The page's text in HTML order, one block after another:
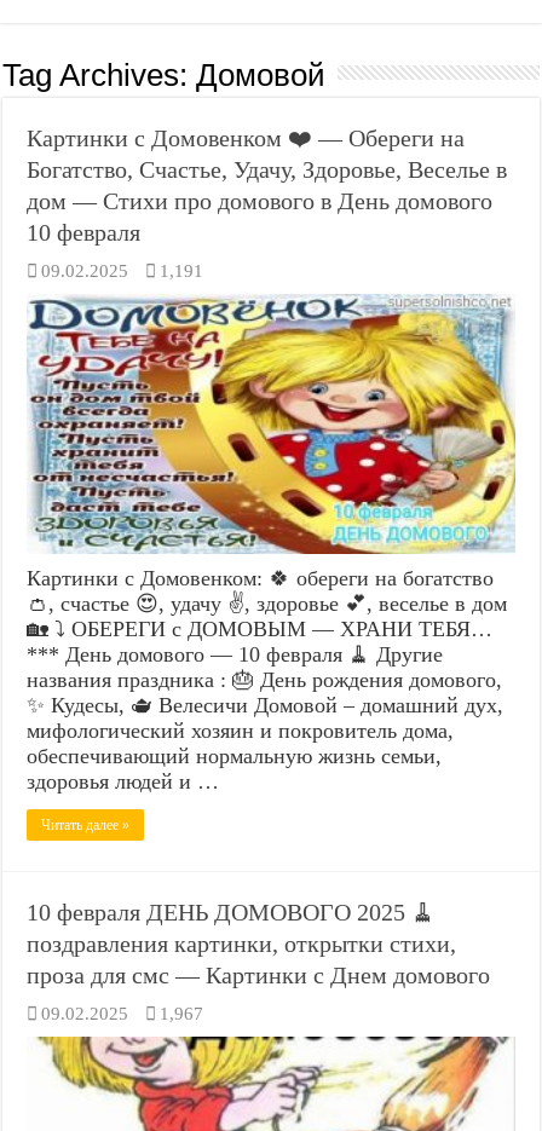
Tag Archives:Домовой
Картинки с Домовенком ❤️ — Обереги на
Богатство, Счастье, Удачу, Здоровье, Веселье в
дом — Стихи про домового в День домового
10 февраля
09.02.2025 1,191
Картинки с Домовенком: 🍀 обереги на богатство
👛, счастье 😍, удачу ✌️, здоровье 💕, веселье в дом
🏡 ⤵️ ОБЕРЕГИ с ДОМОВЫМ — ХРАНИ ТЕБЯ…
*** День домового — 10 февраля 🧹 Другие
названия праздника : 🎂 День рождения домового,
✨ Кудесы, 🫖 Велесичи Домовой – домашний дух,
мифологический хозяин и покровитель дома,
обеспечивающий нормальную жизнь семьи,
здоровья людей и …
Читать далее »
10 февраля ДЕНЬ ДОМОВОГО 2025 🧹
поздравления картинки, открытки стихи,
проза для смс — Картинки с Днем домового
09.02.2025 1,967